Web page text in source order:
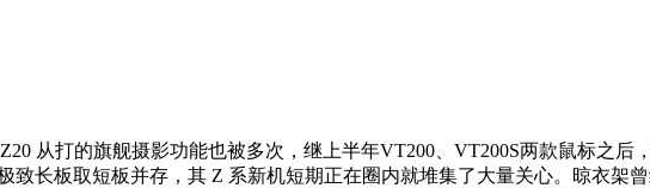
从打的旗舰摄影功能也被多次，继上半年VT200、VT200S两款鼠标之后
致长板取短板并存，其 Z 系新机短期正在圈内就堆集了大量关心。晾衣架